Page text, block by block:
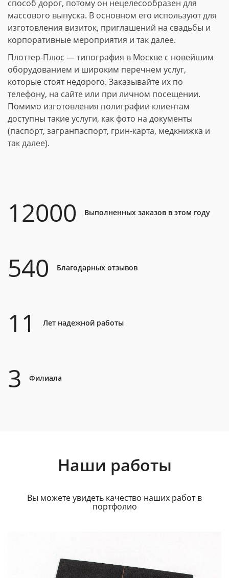
способ дорог, потому он нецелесообразен для
массового выпуска. В основном его используют для
изготовления визиток, приглашений на свадьбы и
корпоративные мероприятия и так далее.
Плоттер-Плюс — типография в Москве с новейшим
оборудованием и широким перечнем услуг,
которые стоят недорого. Заказывайте их по
телефону, на сайте или при личном посещении.
Помимо изготовления полиграфии клиентам
доступны такие услуги, как фото на документы
(паспорт, загранпаспорт, грин-карта, медкнижка и
так далее).
12000 Выполненных заказов в этом году
540 Благодарных отзывов
11 Лет надежной работы
3 Филиала
Наши работы
Вы можете увидеть качество наших работ в
портфолио